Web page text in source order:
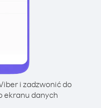
i zadzwonić do
ekranu danych